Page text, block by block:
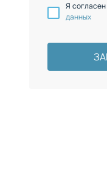
Я согласен
данных